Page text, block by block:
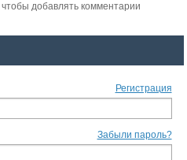
чтобы добавлять комментарии
Регистрация
Забыли пароль?